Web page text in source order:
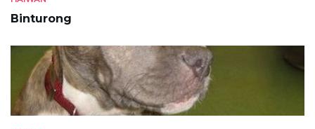
Binturong